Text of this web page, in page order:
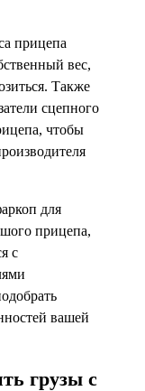
прицепа
вес,
Также
сцепного
чтобы
для
прицепа,
с
вашей
грузы с